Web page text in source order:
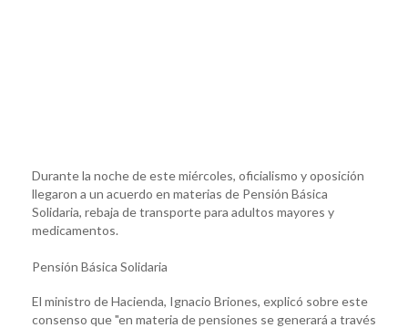
Durante la noche de este miércoles, oficialismo y oposición
llegaron a un acuerdo en materias de Pensión Básica
Solidaria, rebaja de transporte para adultos mayores y
medicamentos.
Pensión Básica Solidaria
El ministro de Hacienda, Ignacio Briones, explicó sobre este
consenso que "en materia de pensiones se generará a través